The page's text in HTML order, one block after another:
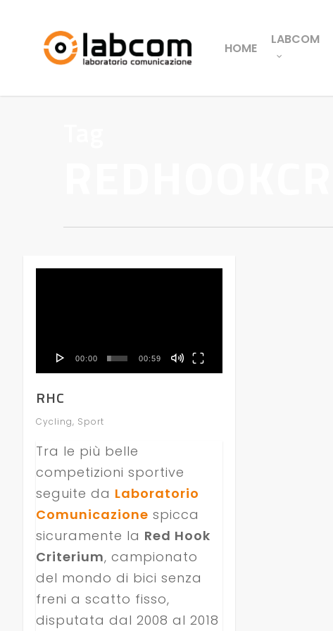
HOME
LABCOM
00:00 00:59
RHC
Cycling, Sport
Tra le più belle
competizioni sportive
seguite da Laboratorio
Comunicazione spicca
sicuramente la Red Hook
Criterium, campionato
del mondo di bici senza
freni a scatto fisso,
disputata dal 2008 al 2018